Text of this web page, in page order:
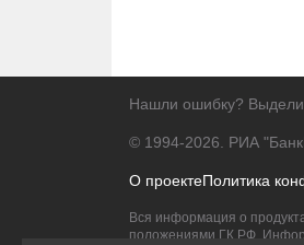
Нашли ошибку?
© 1994-2026. РИА
О проектеПолитика
Вся информация о
положениями ГК РФ.